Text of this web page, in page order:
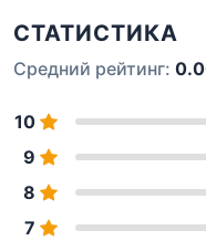
СТАТИСТИКА
Средний рейтинг:
10
9
8
7